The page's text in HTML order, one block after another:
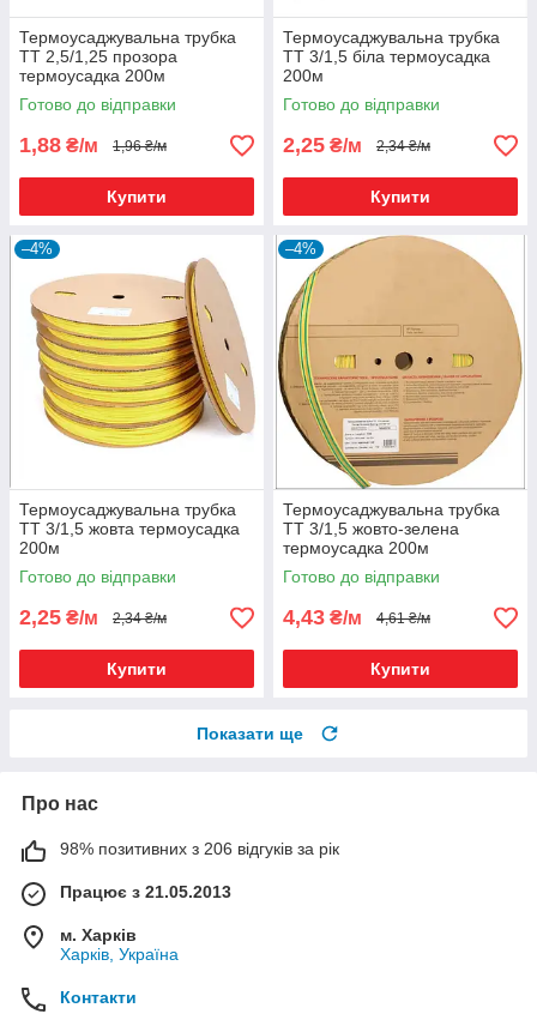
Термоусаджувальна трубка
ТТ 2,5/1,25 прозора
термоусадка 200м
Готово до відправки
1,88 ₴/м 1,96 ₴/м
Купити
Термоусаджувальна трубка
ТТ 3/1,5 біла термоусадка
200м
Готово до відправки
2,25 ₴/м 2,34 ₴/м
Купити
–4%
Термоусаджувальна трубка
ТТ 3/1,5 жовта термоусадка
200м
Готово до відправки
2,25 ₴/м 2,34 ₴/м
Купити
–4%
Термоусаджувальна трубка
ТТ 3/1,5 жовто-зелена
термоусадка 200м
Готово до відправки
4,43 ₴/м 4,61 ₴/м
Купити
Показати ще
Про нас
98% позитивних з 206 відгуків за рік
Працює з 21.05.2013
м. Харків
Харків, Україна
Контакти